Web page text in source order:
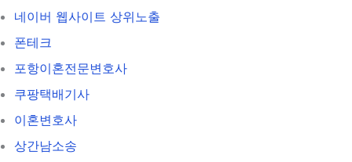
네이버 웹사이트 상위노출
폰테크
포항이혼전문변호사
쿠팡택배기사
이혼변호사
상간남소송